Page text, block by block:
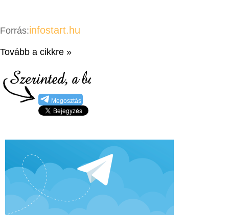
Forrás:infostart.hu
Tovább a cikkre »
Megosztás